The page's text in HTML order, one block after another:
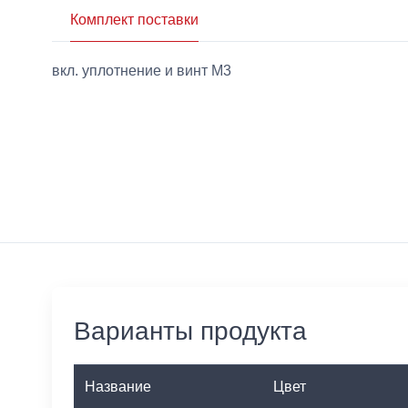
Комплект поставки
вкл. уплотнение и винт M3
Варианты продукта
Название Цвет